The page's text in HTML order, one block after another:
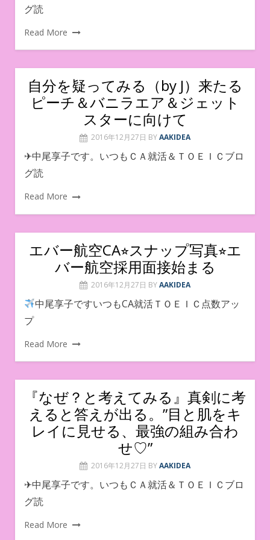
グ読
Read More
自分を疑ってみる（by J）来たる
ピーチ＆バニラエア＆ジェット
スターに向けて
2016年12月27日 BYAAKIDEA
✈中尾享子です。いつもＣＡ就活＆ＴＯＥＩＣブロ
グ読
Read More
エバー航空CA⭐︎スナップ写真⭐︎エ
バー航空採用面接始まる
2016年12月27日 BYAAKIDEA
中尾享子ですいつもCA就活ＴＯＥＩＣ点数アッ
プ
Read More
『なぜ？と考えてみる』真剣に考
えると答えが出る。”目と肌をキ
レイに見せる、最強の組み合わ
せ♡”
2016年12月27日 BYAAKIDEA
✈中尾享子です。いつもＣＡ就活＆ＴＯＥＩＣブロ
グ読
Read More